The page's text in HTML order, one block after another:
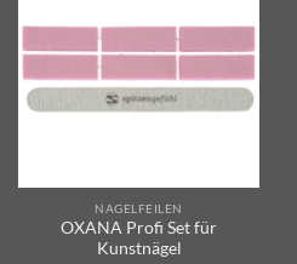
Wunschliste
hinzufügen
NAGELFEILEN
OXANA Profi Set für
Kunstnägel